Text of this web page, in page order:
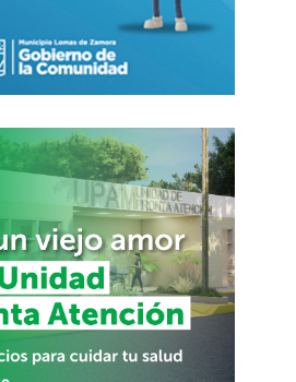
en la noche de este
por la zona
. Ambas
sufrido daños
no se reportaron heridos. El
después de que expirara un
entre EE.UU. e Irán para
en el estrecho.
Oficina de Control de